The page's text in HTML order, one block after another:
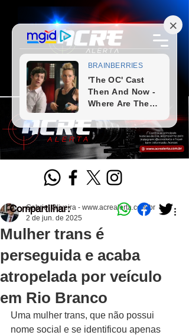
Mulher trans é
perseguida e acaba
atropelada por veículo
em Rio Branco
Gabriel Oliveira - www.acrealerta.com.br
2 de jun. de 2025
Uma mulher trans, que não possui
nome social e se identificou apenas
Compartilhar: